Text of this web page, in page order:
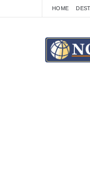
HOME